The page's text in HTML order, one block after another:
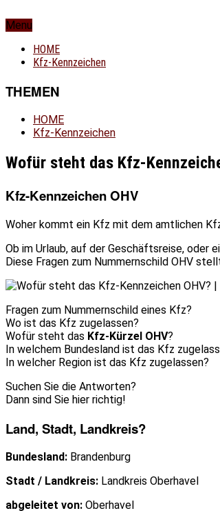
Menu
HOME
Kfz-Kennzeichen
THEMEN
HOME
Kfz-Kennzeichen
Wofür steht das Kfz-
Kfz-Kennzeichen OHV
Woher kommt ein Kfz mit dem amtlichen
Ob im Urlaub, auf der Geschäftsreise, oder
Diese Fragen zum Nummernschild OHV
Fragen zum Nummernschild eines Kfz?
Wo ist das Kfz zugelassen?
Wofür steht das Kfz-Kürzel OHV?
In welchem Bundesland ist das Kfz
In welcher Region ist das Kfz zugelassen?
Suchen Sie die Antworten?
Dann sind Sie hier richtig!
Land, Stadt, Landkreis?
Bundesland: Brandenburg
Stadt / Landkreis: Landkreis Oberhavel
abgeleitet von: Oberhavel